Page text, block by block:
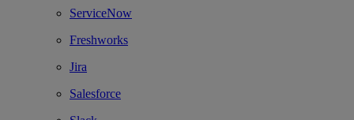
ServiceNow
Freshworks
Jira
Salesforce